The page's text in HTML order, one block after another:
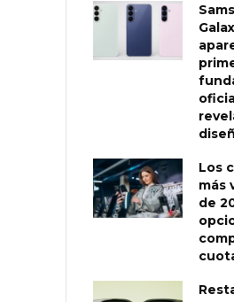
Los
más
de